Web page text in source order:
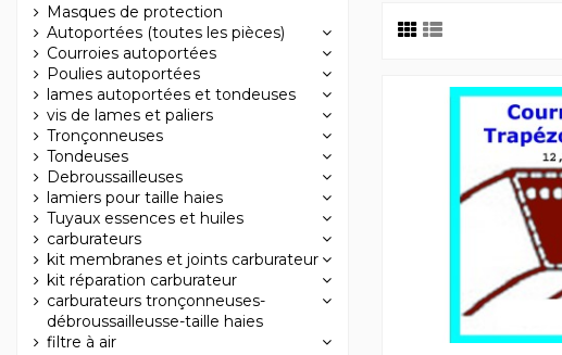
Masques de protection
Autoportées (toutes les pièces)
Courroies autoportées
Poulies autoportées
lames autoportées et tondeuses
vis de lames et paliers
Tronçonneuses
Tondeuses
Debroussailleuses
lamiers pour taille haies
Tuyaux essences et huiles
carburateurs
kit membranes et joints carburateur
kit réparation carburateur
carburateurs tronçonneuses-
débroussailleusse-taille haies
filtre à air